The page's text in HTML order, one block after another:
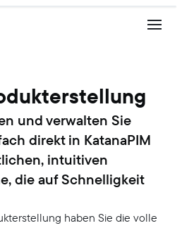
und verwalten Sie
direkt in KatanaPIM
intuitiven
die auf Schnelligkeit
haben Sie die volle